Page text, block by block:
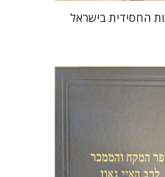
החסידית בישראל